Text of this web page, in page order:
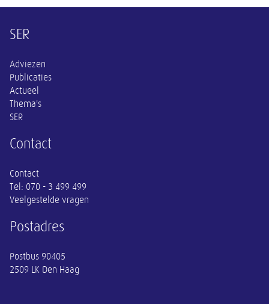
Overige informatie
SER
Adviezen
Publicaties
Actueel
Thema's
SER
Contact
Contact
Tel: 070 - 3 499 499
Veelgestelde vragen
Postadres
Postbus 90405
2509 LK Den Haag